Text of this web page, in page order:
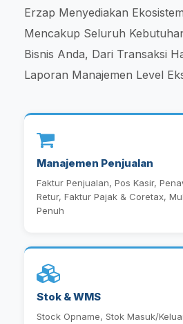
Erzap Menyediakan
Mencakup Seluruh
Bisnis Anda, Dari Transaksi
Laporan Manajemen Level
Manajemen Penjualan
Faktur Penjualan, Pos Kasir,
Retur, Faktur Pajak & Coretax,
Penuh
Stok & WMS
Stock Opname, Stok Masuk/